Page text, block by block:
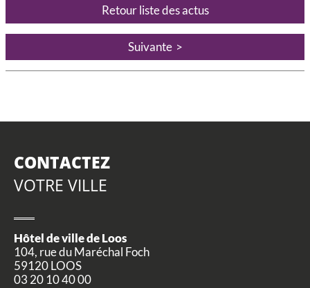
Retour liste des actus
Suivante
CONTACTEZ
VOTRE VILLE
Hôtel de ville de Loos
104, rue du Maréchal Foch
59120 LOOS
03 20 10 40 00